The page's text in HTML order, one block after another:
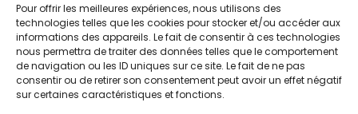
Pour offrir les meilleures expériences, nous utilisons des
technologies telles que les cookies pour stocker et/ou accéder aux
informations des appareils. Le fait de consentir à ces technologies
nous permettra de traiter des données telles que le comportement
de navigation ou les ID uniques sur ce site. Le fait de ne pas
consentir ou de retirer son consentement peut avoir un effet négatif
sur certaines caractéristiques et fonctions.
Antoine 2 février 2024
LIRE PLUS